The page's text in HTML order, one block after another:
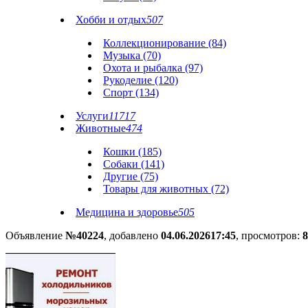
Хобби и отдых507
Коллекционирование (84)
Музыка (70)
Охота и рыбалка (97)
Рукоделие (120)
Спорт (134)
Услуги11717
Животные474
Кошки (185)
Собаки (141)
Другие (75)
Товары для животных (72)
Медицина и здоровье505
Объявление №40224, добавлено 04.06.202617:45, просмотров: